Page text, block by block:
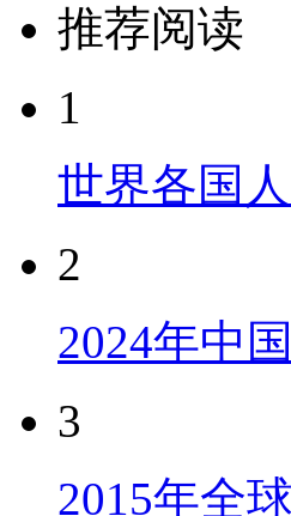
推荐阅读
1
世界各国
2
2024年中
3
2015年全